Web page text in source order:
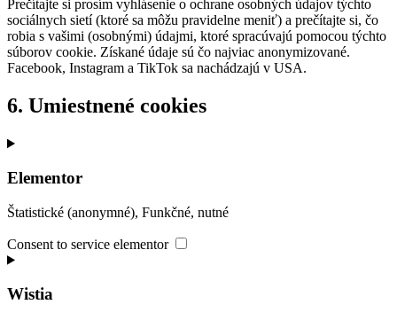
Prečítajte si prosím vyhlásenie o ochrane osobných údajov týchto
sociálnych sietí (ktoré sa môžu pravidelne meniť) a prečítajte si, čo
robia s vašimi (osobnými) údajmi, ktoré spracúvajú pomocou týchto
súborov cookie. Získané údaje sú čo najviac anonymizované.
Facebook, Instagram a TikTok sa nachádzajú v USA.
6. Umiestnené cookies
Elementor
Štatistické (anonymné), Funkčné, nutné
Consent to service elementor
Wistia